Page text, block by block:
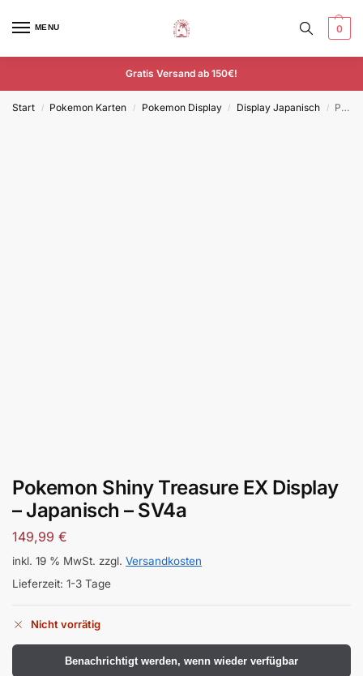
MENU 0
Gratis Versand ab 150€!
Start / Pokemon Karten / Pokemon Display / Display Japanisch / Pokemon Shiny Treasure EX Display – Japanisch – SV4a
Pokemon Shiny Treasure EX Display
– Japanisch – SV4a
149,99 €
inkl. 19 % MwSt. zzgl. Versandkosten
Lieferzeit: 1-3 Tage
Nicht vorrätig
Benachrichtigt werden, wenn wieder verfügbar